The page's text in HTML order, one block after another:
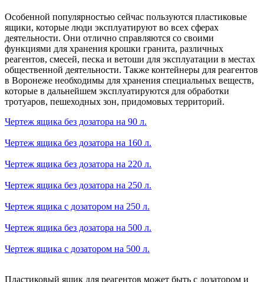
Особенной популярностью сейчас пользуются пластиковые
ящики, которые люди эксплуатируют во всех сферах
деятельности. Они отлично справляются со своими
функциями для хранения крошки гранита, различных
реагентов, смесей, песка и ветоши для эксплуатации в местах
общественной деятельности. Также контейнеры для реагентов
в Воронеже необходимы для хранения специальных веществ,
которые в дальнейшем эксплуатируются для обработки
тротуаров, пешеходных зон, придомовых территорий.
Чертеж ящика без дозатора на 90 л.
Чертеж ящика без дозатора на 160 л.
Чертеж ящика без дозатора на 220 л.
Чертеж ящика без дозатора на 250 л.
Чертеж ящика с дозатором на 250 л.
Чертеж ящика без дозатора на 500 л.
Чертеж ящика с дозатором на 500 л.
Пластиковый ящик для реагентов может быть с дозатором и